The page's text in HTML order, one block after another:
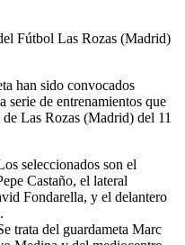
Fútbol Las Rozas (Madrid)
han sido convocados
serie de entrenamientos que
Las Rozas (Madrid) del 11
seleccionados son el
Castaño, el lateral
Fondarella, y el delantero
trata del guardameta Marc